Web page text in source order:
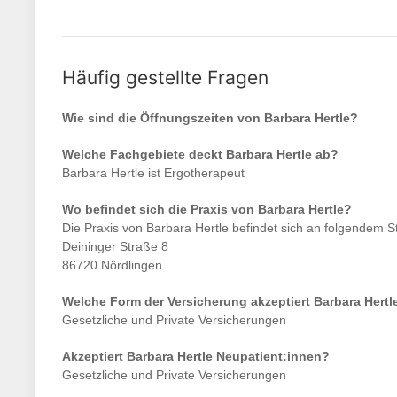
Häufig gestellte Fragen
Wie sind die Öffnungszeiten von Barbara Hertle?
Welche Fachgebiete deckt Barbara Hertle ab?
Barbara Hertle ist Ergotherapeut
Wo befindet sich die Praxis von Barbara Hertle?
Die Praxis von Barbara Hertle befindet sich an folgendem
Deininger Straße 8
86720 Nördlingen
Welche Form der Versicherung akzeptiert Barbara
Gesetzliche und Private Versicherungen
Akzeptiert Barbara Hertle Neupatient:innen?
Gesetzliche und Private Versicherungen